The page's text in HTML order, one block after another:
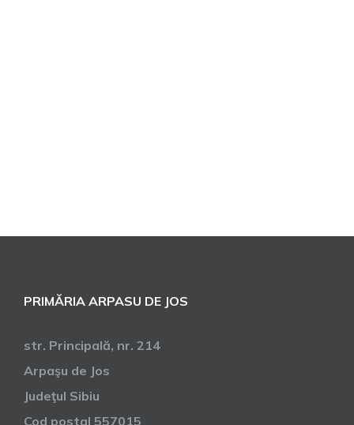
PRIMĂRIA ARPASU DE JOS
str. Principală, nr. 214
Arpaşu de Jos
Judeţul Sibiu
Cod postal 557015